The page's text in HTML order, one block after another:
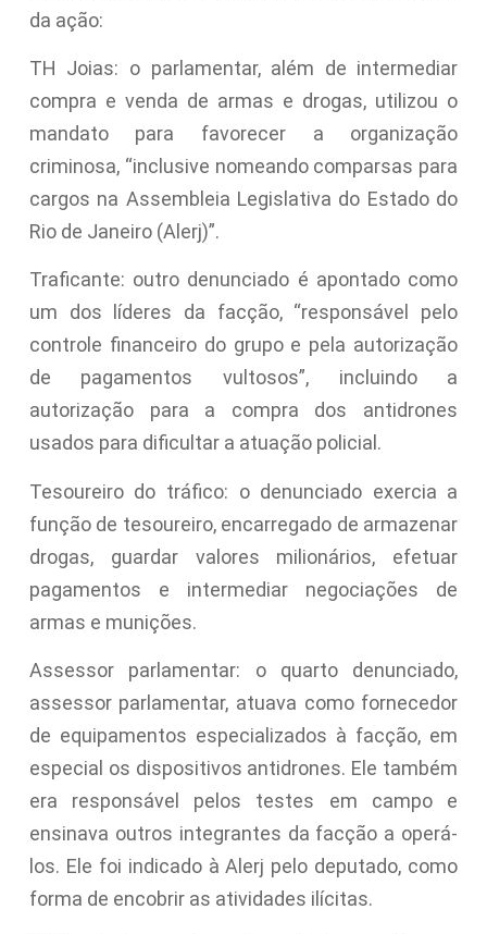
da ação:
TH Joias: o parlamentar, além de intermediar
compra e venda de armas e drogas, utilizou o
mandato para favorecer a organização
criminosa, “inclusive nomeando comparsas para
cargos na Assembleia Legislativa do Estado do
Rio de Janeiro (Alerj)”.
Traficante: outro denunciado é apontado como
um dos líderes da facção, “responsável pelo
controle financeiro do grupo e pela autorização
de pagamentos vultosos”, incluindo a
autorização para a compra dos antidrones
usados para dificultar a atuação policial.
Tesoureiro do tráfico: o denunciado exercia a
função de tesoureiro, encarregado de armazenar
drogas, guardar valores milionários, efetuar
pagamentos e intermediar negociações de
armas e munições.
Assessor parlamentar: o quarto denunciado,
assessor parlamentar, atuava como fornecedor
de equipamentos especializados à facção, em
especial os dispositivos antidrones. Ele também
era responsável pelos testes em campo e
ensinava outros integrantes da facção a operá-
los. Ele foi indicado à Alerj pelo deputado, como
forma de encobrir as atividades ilícitas.